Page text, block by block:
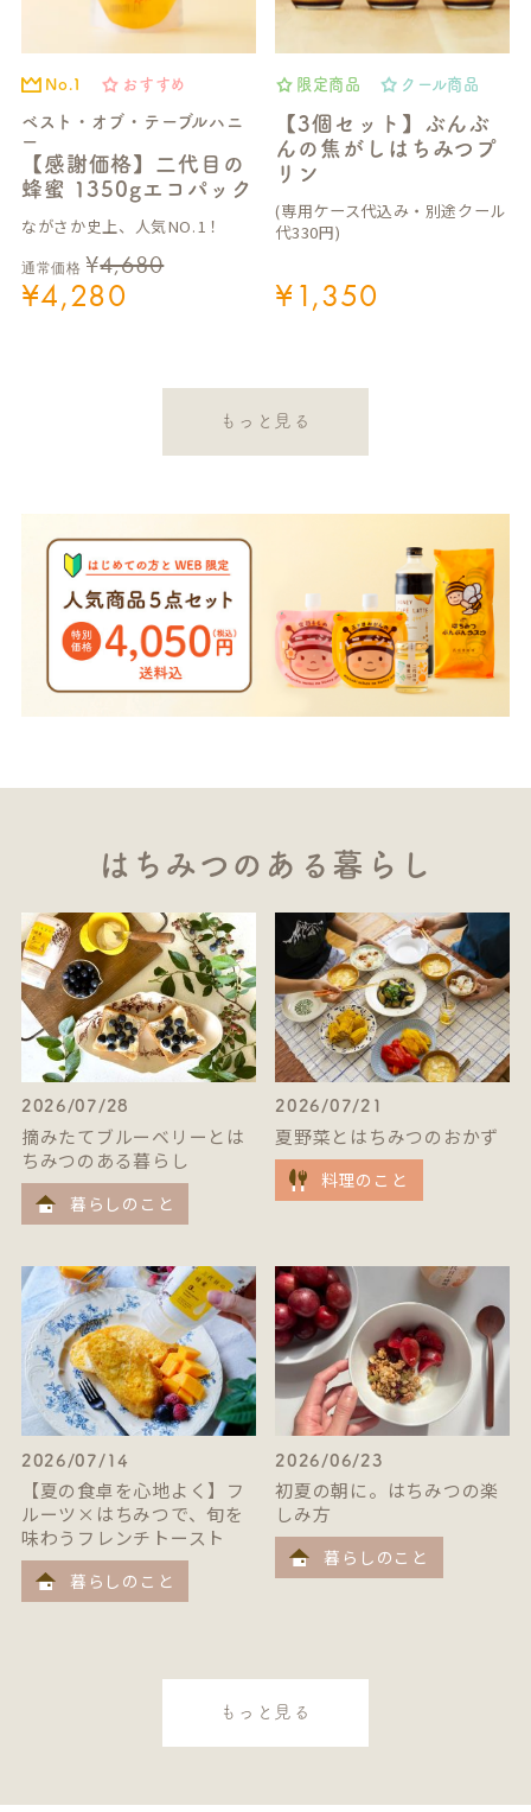
No.1 おすすめ
ベスト・オブ・テーブルハニ
ー
【感謝価格】二代目の
蜂蜜 1350gエコパック
ながさか史上、人気NO.1！
通常価格 ¥4,680
¥4,280
限定商品 クール商品
【3個セット】ぶんぶ
んの焦がしはちみつプ
リン
(専用ケース代込み・別途クール
代330円)
¥1,350
もっと見る
はちみつのある暮らし
2026/07/28
摘みたてブルーベリーとは
ちみつのある暮らし
暮らしのこと
2026/07/21
夏野菜とはちみつのおかず
料理のこと
2026/07/14
【夏の食卓を心地よく】フ
ルーツ×はちみつで、旬を
味わうフレンチトースト
暮らしのこと
2026/06/23
初夏の朝に。はちみつの楽
しみ方
暮らしのこと
もっと見る